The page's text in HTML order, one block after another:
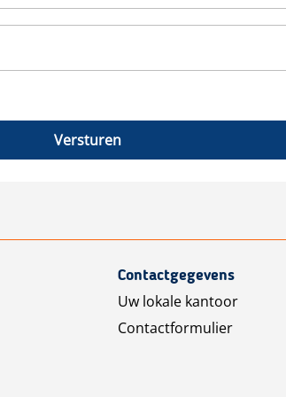
Versturen
Contactgegevens
Uw lokale kantoor
Contactformulier